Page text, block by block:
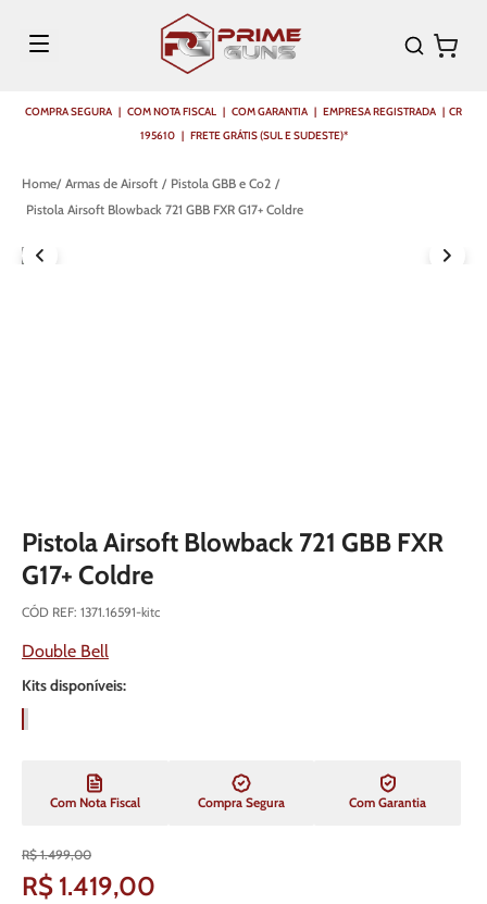
COMPRA SEGURA | COM NOTA FISCAL | COM GARANTIA | EMPRESA REGISTRADA | CR
195610 | FRETE GRÁTIS (SUL E SUDESTE)*
Armas de Airsoft
Pistola GBB e Co2
Pistola Airsoft Blowback 721 GBB FXR G17+ Coldre
Pistola Airsoft Blowback 721 GBB FXR
G17+ Coldre
CÓD REF: 1371.16591-kitc
Double Bell
Kits disponíveis:
Com Nota Fiscal Compra Segura Com Garantia
R$ 1.499,00
R$ 1.419,00